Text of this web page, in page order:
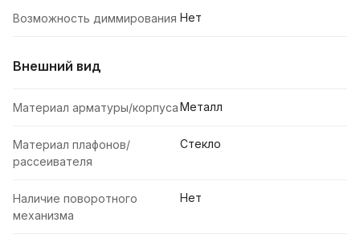
Возможность диммирования Нет
Внешний вид
Материал арматуры/корпусаМеталл
Материал плафонов/
рассеивателя
Стекло
Наличие поворотного
механизма
Нет